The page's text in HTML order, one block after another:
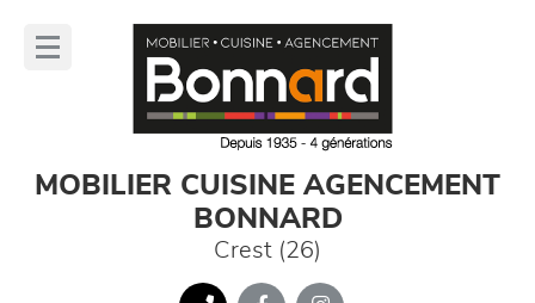
MOBILIER CUISINE AGENCEMENT
BONNARD
Crest (26)